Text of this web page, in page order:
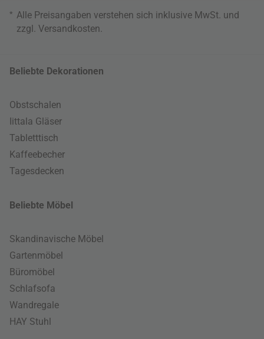
* Alle Preisangaben verstehen sich inklusive MwSt. und
zzgl. Versandkosten
Beliebte Dekorationen
Obstschalen
Iittala Gläser
Tabletttisch
Kaffeebecher
Tagesdecken
Beliebte Möbel
Skandinavische Möbel
Gartenmöbel
Büromöbel
Schlafsofa
Wandregale
HAY Stuhl